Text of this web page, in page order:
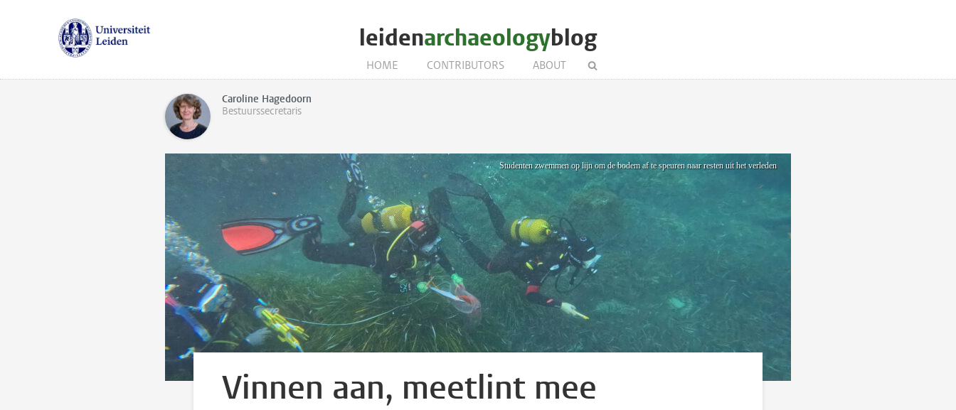
leidenarchaeologyblog
HOME CONTRIBUTORS ABOUT
Caroline Hagedoorn
Bestuurssecretaris
Studenten zwemmen op lijn om de bodem af te speuren naar resten uit het verleden
Vinnen aan, meetlint mee